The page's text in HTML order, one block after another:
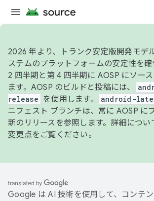
2026 年より、トランク安定版開発モデ
ステムのプラットフォームの安定性を
2 四半期と第 4 四半期に AOSP にソー
ます。AOSP のビルドと投稿には、
release
を使用します。 android-
ニフェスト ブランチは、常に AOSP に
新のリリースを参照します。詳細につい
変更点をご覧ください。
Google は AI 技術を使用して、コンテ